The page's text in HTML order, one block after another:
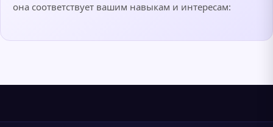
она соответствует вашим навыкам и интересам: